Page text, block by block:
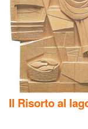
Il Risorto al